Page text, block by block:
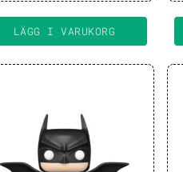
LÄGG I VARUKORG